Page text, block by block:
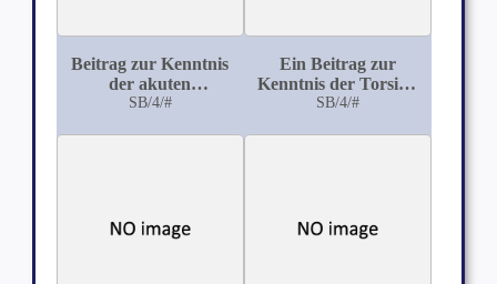
Beitrag zur Kenntnis
der akuten
Halluzinosen
SB/4/#
Ein Beitrag zur
Kenntnis der Torsion
des funiculus
SB/4/#